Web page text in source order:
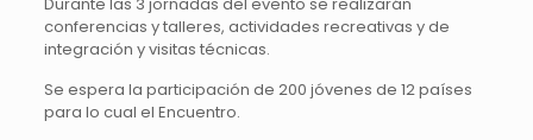
conferencias y talleres, actividades recreativas y de
integración y visitas técnicas.
Se espera la participación de 200 jóvenes de 12 países
para lo cual el Encuentro.